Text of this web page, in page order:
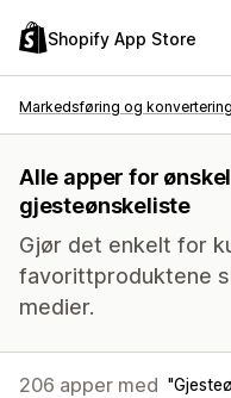
Shopify App Store
Markedsføring og konvertering
Alle apper for
gjesteønskeliste
Gjør det enkelt for
favorittproduktene
medier.
206 apper med